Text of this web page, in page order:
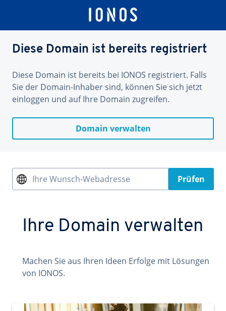
Diese Domain ist bereits registriert
Diese Domain ist bereits bei IONOS registriert. Falls
Sie der Domain-Inhaber sind, können Sie sich jetzt
einloggen und auf Ihre Domain zugreifen.
Domain verwalten
Ihre Wunsch-Webadresse Prüfen
Ihre Domain verwalten
Machen Sie aus Ihren Ideen Erfolge mit Lösungen
von IONOS.